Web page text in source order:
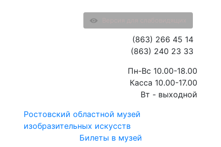
Ростовский областной музей
изобразительных искусств
Билеты в музей
(863) 266 45 14
(863) 240 23 33
Пн-Вс 10.00-18.00
Касса 10.00-17.00
Вт - выходной